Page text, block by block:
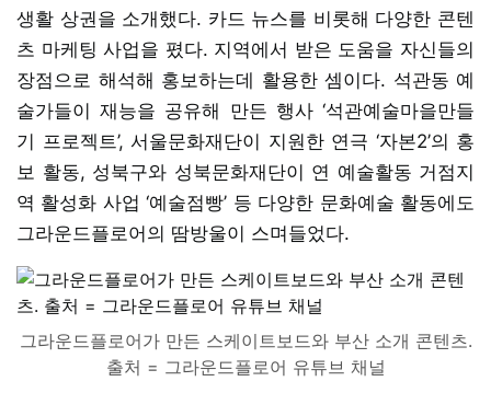
생활 상권을 소개했다. 카드 뉴스를 비롯해 다양한 콘텐
츠 마케팅 사업을 폈다. 지역에서 받은 도움을 자신들의
장점으로 해석해 홍보하는데 활용한 셈이다. 석관동 예
술가들이 재능을 공유해 만든 행사 ‘석관예술마을만들
기 프로젝트’, 서울문화재단이 지원한 연극 ‘자본2’의 홍
보 활동, 성북구와 성북문화재단이 연 예술활동 거점지
역 활성화 사업 ‘예술점빵’ 등 다양한 문화예술 활동에도
그라운드플로어의 땀방울이 스며들었다.
그라운드플로어가 만든 스케이트보드와 부산 소개 콘텐츠.
출처 = 그라운드플로어 유튜브 채널